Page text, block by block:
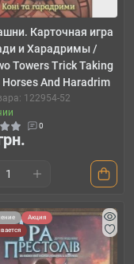
Карточная игра
и Харадримы /
Towers Trick Taking
Horses And Haradrim
122954-52
0
Акция